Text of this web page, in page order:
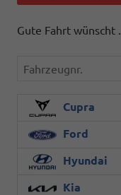
Gute Fahrt wünscht .
Fahrzeugnr.
Cupra
Ford
Hyundai
Kia